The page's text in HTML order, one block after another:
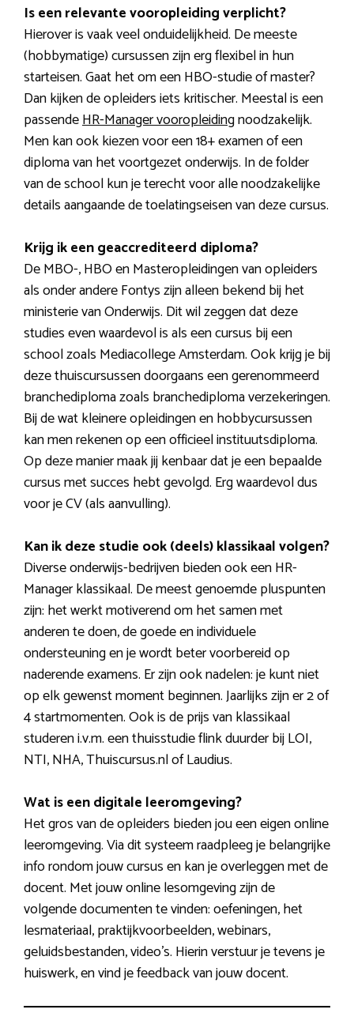
Is een relevante vooropleiding verplicht?
Hierover is vaak veel onduidelijkheid. De meeste
(hobbymatige) cursussen zijn erg flexibel in hun
starteisen. Gaat het om een HBO-studie of master?
Dan kijken de opleiders iets kritischer. Meestal is een
passendeHR-Manager vooropleidingnoodzakelijk.
Men kan ook kiezen voor een 18+ examen of een
diploma van het voortgezet onderwijs. In de folder
van de school kun je terecht voor alle noodzakelijke
details aangaande de toelatingseisen van deze cursus.
Krijg ik een geaccrediteerd diploma?
De MBO-, HBO en Masteropleidingen van opleiders
als onder andere Fontys zijn alleen bekend bij het
ministerie van Onderwijs. Dit wil zeggen dat deze
studies even waardevol is als een cursus bij een
school zoals Mediacollege Amsterdam. Ook krijg je bij
deze thuiscursussen doorgaans een gerenommeerd
branchediploma zoals branchediploma verzekeringen.
Bij de wat kleinere opleidingen en hobbycursussen
kan men rekenen op een officieel instituutsdiploma.
Op deze manier maak jij kenbaar dat je een bepaalde
cursus met succes hebt gevolgd. Erg waardevol dus
voor je CV (als aanvulling).
Kan ik deze studie ook (deels) klassikaal volgen?
Diverse onderwijs-bedrijven bieden ook een HR-
Manager klassikaal. De meest genoemde pluspunten
zijn: het werkt motiverend om het samen met
anderen te doen, de goede en individuele
ondersteuning en je wordt beter voorbereid op
naderende examens. Er zijn ook nadelen: je kunt niet
op elk gewenst moment beginnen. Jaarlijks zijn er 2 of
4 startmomenten. Ook is de prijs van klassikaal
studeren i.v.m. een thuisstudie flink duurder bij LOI,
NTI, NHA, Thuiscursus.nl of Laudius.
Wat is een digitale leeromgeving?
Het gros van de opleiders bieden jou een eigen online
leeromgeving. Via dit systeem raadpleeg je belangrijke
info rondom jouw cursus en kan je overleggen met de
docent. Met jouw online lesomgeving zijn de
volgende documenten te vinden: oefeningen, het
lesmateriaal, praktijkvoorbeelden, webinars,
geluidsbestanden, video’s. Hierin verstuur je tevens je
huiswerk, en vind je feedback van jouw docent.